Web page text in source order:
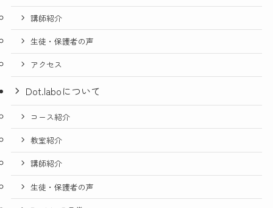
講師紹介
生徒・保護者の声
アクセス
Dot.laboについて
コース紹介
教室紹介
講師紹介
生徒・保護者の声